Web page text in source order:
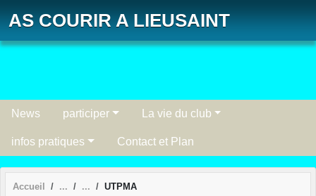
AS COURIR A LIEUSAINT
News participer La vie du club
infos pratiques Contact et Plan
Accueil UTPMA